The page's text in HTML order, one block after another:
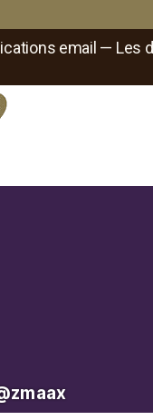
email — Les